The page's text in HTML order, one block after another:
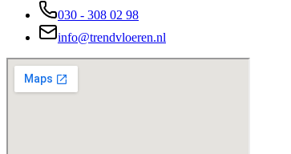
030 - 308 02 98
info@trendvloeren.nl